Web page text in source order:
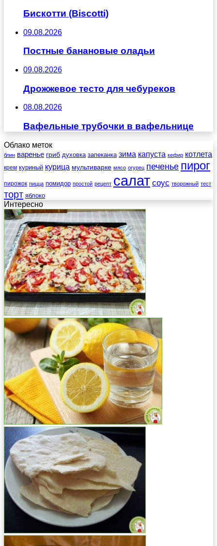
Бискотти (Biscotti)
09.08.2026
Постные банановые оладьи
09.08.2026
Дрожжевое тесто для чебуреков
08.08.2026
Вафельные трубочки в вафельнице
Облако меток
блин варенье гриб духовка запеканка зима капуста кефир котлета
крем куриный курица мультиварке мясо огурец печенье пирог
пирожок пицца помидор простой рецепт салат соус творожный тест
торт яблоко
Интересно